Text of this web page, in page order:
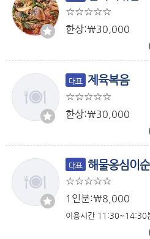
한상:￦30,000
대표 제육복음
한상:￦30,000
대표 해물옹심이
1인분:￦8,000
이용시간 11:30~14:30